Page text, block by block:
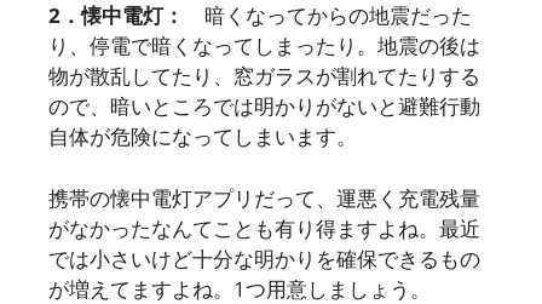
2．懐中電灯：
暗くなってからの地震だった
り、停電で暗くなってしまったり。地震の後は
物が散乱してたり、窓ガラスが割れてたりする
ので、暗いところでは明かりがないと避難行動
自体が危険になってしまいます。
携帯の懐中電灯アプリだって、運悪く充電残量
がなかったなんてことも有り得ますよね。最近
では小さいけど十分な明かりを確保できるもの
が増えてますよね。1つ用意しましょう。